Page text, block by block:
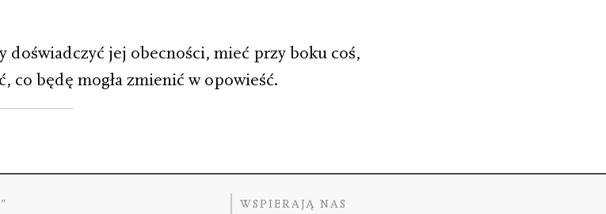
doświadczyć jej obecności, mieć przy boku coś,
co będę mogła zmienić w opowieść.
WSPIERAJĄ NAS